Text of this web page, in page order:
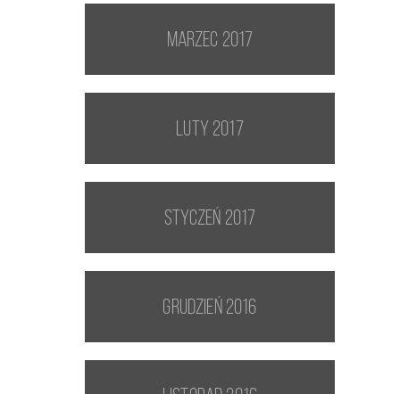
marzec 2017
luty 2017
styczeń 2017
grudzień 2016